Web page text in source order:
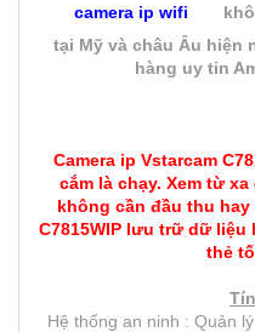
camera ip wifi
tại Mỹ và châu Âu hiện
hàng uy tin
Camera ip Vstarcam
cắm là chạy. Xem từ
không cần đầu thu hay
C7815WIP lưu trữ dữ liệu
thẻ t
Hệ thống an ninh : Quản